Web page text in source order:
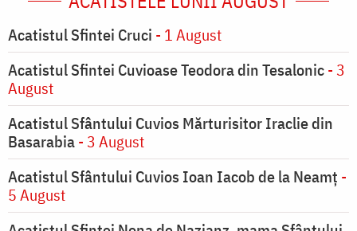
Acatistul Sfintei Cruci - 1 August
Acatistul Sfintei Cuvioase Teodora din Tesalonic- 3
August
Acatistul Sfântului Cuvios Mărturisitor Iraclie din
Basarabia- 3 August
Acatistul Sfântului Cuvios Ioan Iacob de la Neamț -
5 August